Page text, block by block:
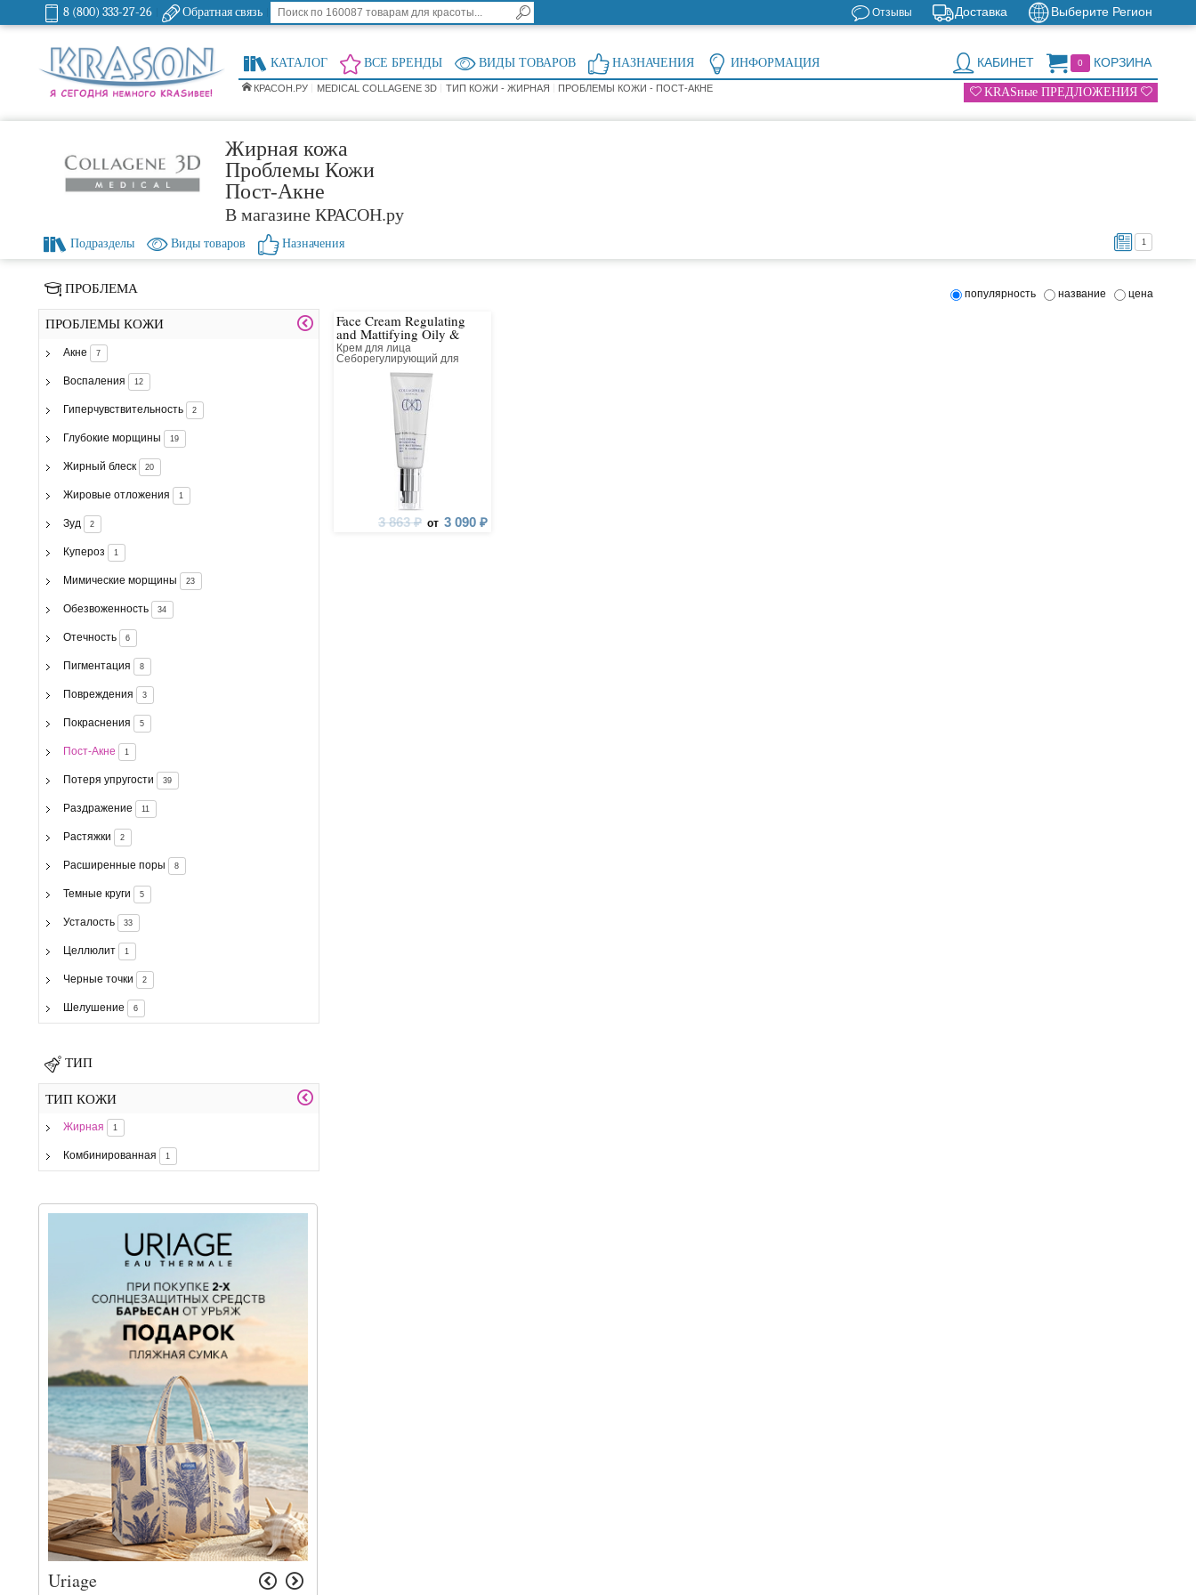
8 (800) 333-27-26 Обратная связь Выберите Регион
Доставка
Отзывы
0 КОРЗИНА
КАБИНЕТ
КАТАЛОГ ВСЕ БРЕНДЫ ВИДЫ ТОВАРОВ НАЗНАЧЕНИЯ ИНФОРМАЦИЯ
КРАСОН.РУ MEDICAL COLLAGENE 3D ТИП КОЖИ - ЖИРНАЯ ПРОБЛЕМЫ КОЖИ - ПОСТ-АКНЕ KRASные ПРЕДЛОЖЕНИЯ
Жирная кожа
Проблемы Кожи
Пост-Акне
В магазине КРАСОН.ру
1
Подразделы Виды товаров Назначения
ПРОБЛЕМА
ПРОБЛЕМЫ КОЖИ
Акне 7
Воспаления 12
Гиперчувствительность 2
Глубокие морщины 19
Жирный блеск 20
Жировые отложения 1
Зуд 2
Купероз 1
Мимические морщины 23
Обезвоженность 34
Отечность 6
Пигментация 8
Повреждения 3
Покраснения 5
Пост-Акне 1
Потеря упругости 39
Раздражение 11
Растяжки 2
Расширенные поры 8
Темные круги 5
Усталость 33
Целлюлит 1
Черные точки 2
Шелушение 6
ТИП
ТИП КОЖИ
Жирная 1
Комбинированная 1
Uriage
популярность название цена
Face Cream Regulating
and Mattifying Oily &
Combination Skin
Крем для лица
Себорегулирующий для
жирной и комбинированной
3 863 ₽ от 3 090 ₽